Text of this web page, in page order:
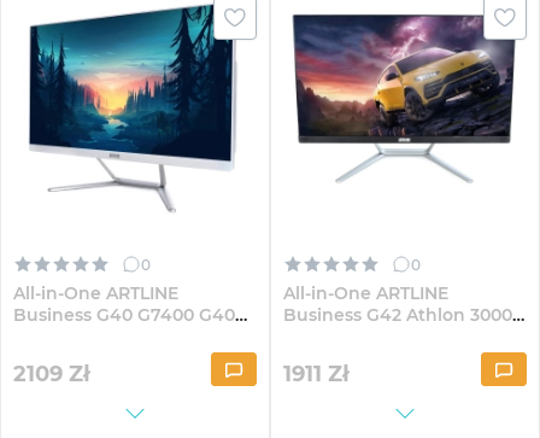
0
All-in-One ARTLINE
Business G40 G7400 G40W
2109 Zł
0
All-in-One ARTLINE
Business G42 Athlon 3000G
1911 Zł